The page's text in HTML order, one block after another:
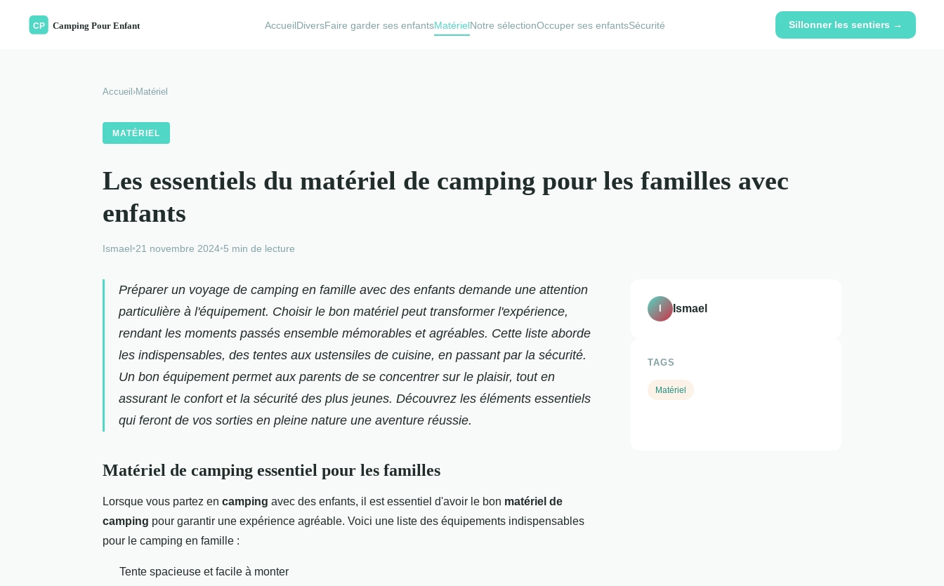
AccueilDiversFaire garder ses enfantsMatérielNotre sélectionOccuper ses enfantsSécurité Sillonner les sentiers →
Accueil ›Matériel
MATÉRIEL
Les essentiels du matériel de camping pour les familles avec
enfants
Ismael•21 novembre 2024•5 min de lecture
Préparer un voyage de camping en famille avec des enfants demande une attention
particulière à l'équipement. Choisir le bon matériel peut transformer l'expérience,
rendant les moments passés ensemble mémorables et agréables. Cette liste aborde
les indispensables, des tentes aux ustensiles de cuisine, en passant par la sécurité.
Un bon équipement permet aux parents de se concentrer sur le plaisir, tout en
assurant le confort et la sécurité des plus jeunes. Découvrez les éléments essentiels
qui feront de vos sorties en pleine nature une aventure réussie.
Matériel de camping essentiel pour les familles
Lorsque vous partez en camping avec des enfants, il est essentiel d'avoir le bon matériel de
camping pour garantir une expérience agréable. Voici une liste des équipements indispensables
pour le camping en famille :
Tente spacieuse et facile à monter
Ismael
TAGS
Matériel